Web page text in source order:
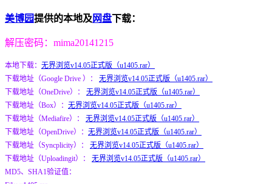
美博园提供的本地及 网盘下载：
解压密码：mima20141215
本地下载： 无界浏览v14.05正式版（u1405.rar）
下载地址（Google Drive ）： 无界浏览v14.05正式版（u1405.rar）
下载地址（OneDrive）： 无界浏览v14.05正式版（u1405.rar）
下载地址（Box）： 无界浏览v14.05正式版（u1405.rar）
下载地址（Mediafire）： 无界浏览v14.05正式版（u1405.rar）
下载地址（OpenDrive）： 无界浏览v14.05正式版（u1405.rar）
下载地址（Syncplicity）： 无界浏览v14.05正式版（u1405.rar）
下载地址（Uploadingit）： 无界浏览v14.05正式版（u1405.rar）
MD5、SHA1验证值：